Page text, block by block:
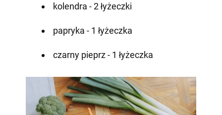
kolendra - 2 łyżeczki
papryka - 1 łyżeczka
czarny pieprz - 1 łyżeczka